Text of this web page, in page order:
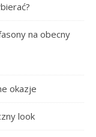
na obecny
okazje
look